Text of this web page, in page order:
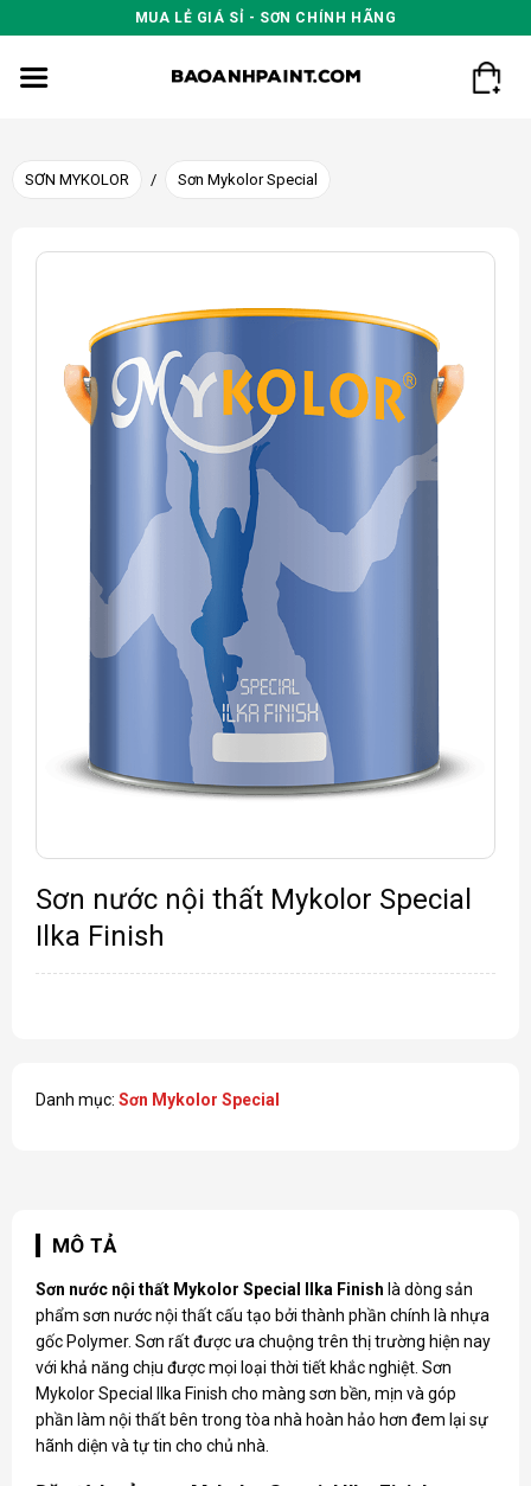
to
content
MUA LẺ GIÁ SỈ - SƠN CHÍNH HÃNG
SƠN MYKOLOR / Sơn Mykolor Special
Sơn nước nội thất Mykolor Special
Ilka Finish
Danh mục: Sơn Mykolor Special
MÔ TẢ
Sơn nước nội thất Mykolor Special Ilka Finish là dòng sản
phẩm sơn nước nội thất cấu tạo bởi thành phần chính là nhựa
gốc Polymer. Sơn rất được ưa chuộng trên thị trường hiện nay
với khả năng chịu được mọi loại thời tiết khắc nghiệt. Sơn
Mykolor Special
Ilka Finish cho màng sơn bền, mịn và góp
phần làm nội thất bên trong tòa nhà hoàn hảo hơn đem lại sự
hãnh diện và tự tin cho chủ nhà.